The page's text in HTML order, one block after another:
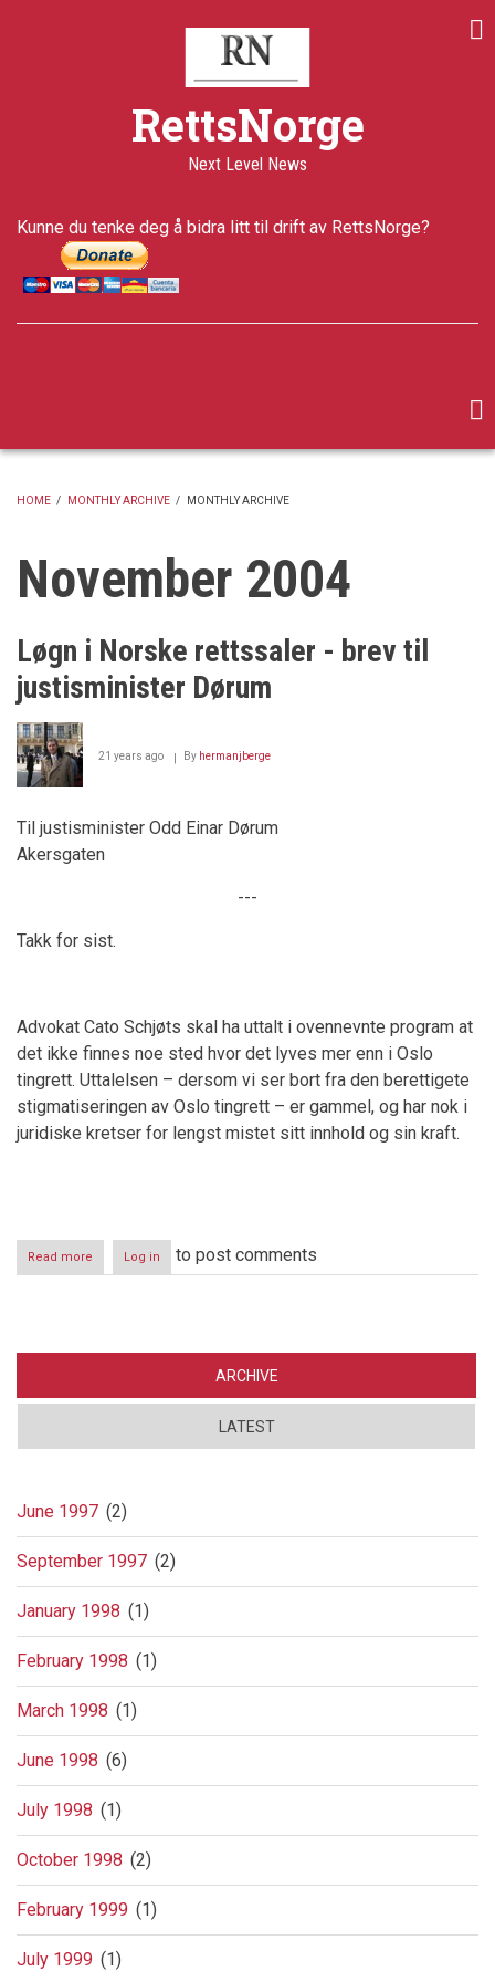
RettsNorge
Next Level News
Kunne du tenke deg å bidra litt til drift av RettsNorge?
HOME / MONTHLY ARCHIVE / MONTHLY ARCHIVE
November 2004
Løgn i Norske rettssaler - brev til
justisminister Dørum
21 years ago By hermanjberge
Til justisminister Odd Einar Dørum
Akersgaten
---
Takk for sist.
Advokat Cato Schjøts skal ha uttalt i ovennevnte program at
det ikke finnes noe sted hvor det lyves mer enn i Oslo
tingrett. Uttalelsen – dersom vi ser bort fra den berettigete
stigmatiseringen av Oslo tingrett – er gammel, og har nok i
juridiske kretser for lengst mistet sitt innhold og sin kraft.
Read more
Løgn
-
justisminister
Log in to post comments
ARCHIVE
LATEST
June 1997 (2)
September 1997 (2)
January 1998 (1)
February 1998 (1)
March 1998 (1)
June 1998 (6)
July 1998 (1)
October 1998 (2)
February 1999 (1)
July 1999 (1)